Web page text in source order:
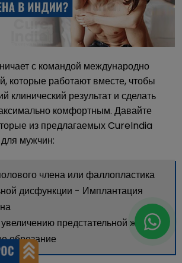
с командой международно
которые работают вместе, чтобы
клинический результат и сделать
комфортным. Давайте
из предлагаемых CureIndia
мужчин:
члена или фаллопластика
дисфункции - Имплантация
предстательной железы
обрезание